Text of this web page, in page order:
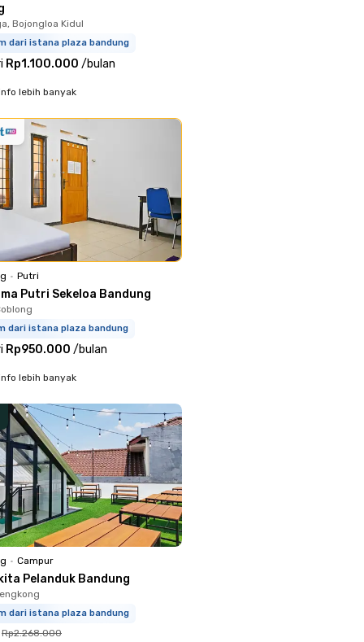
Bojongloa Kidul
dari istana plaza bandung
Rp1.100.000 /bulan
lebih banyak
• Putri
Putri Sekeloa Bandung
dari istana plaza bandung
Rp950.000 /bulan
lebih banyak
• Campur
Pelanduk Bandung
dari istana plaza bandung
Rp2.268.000